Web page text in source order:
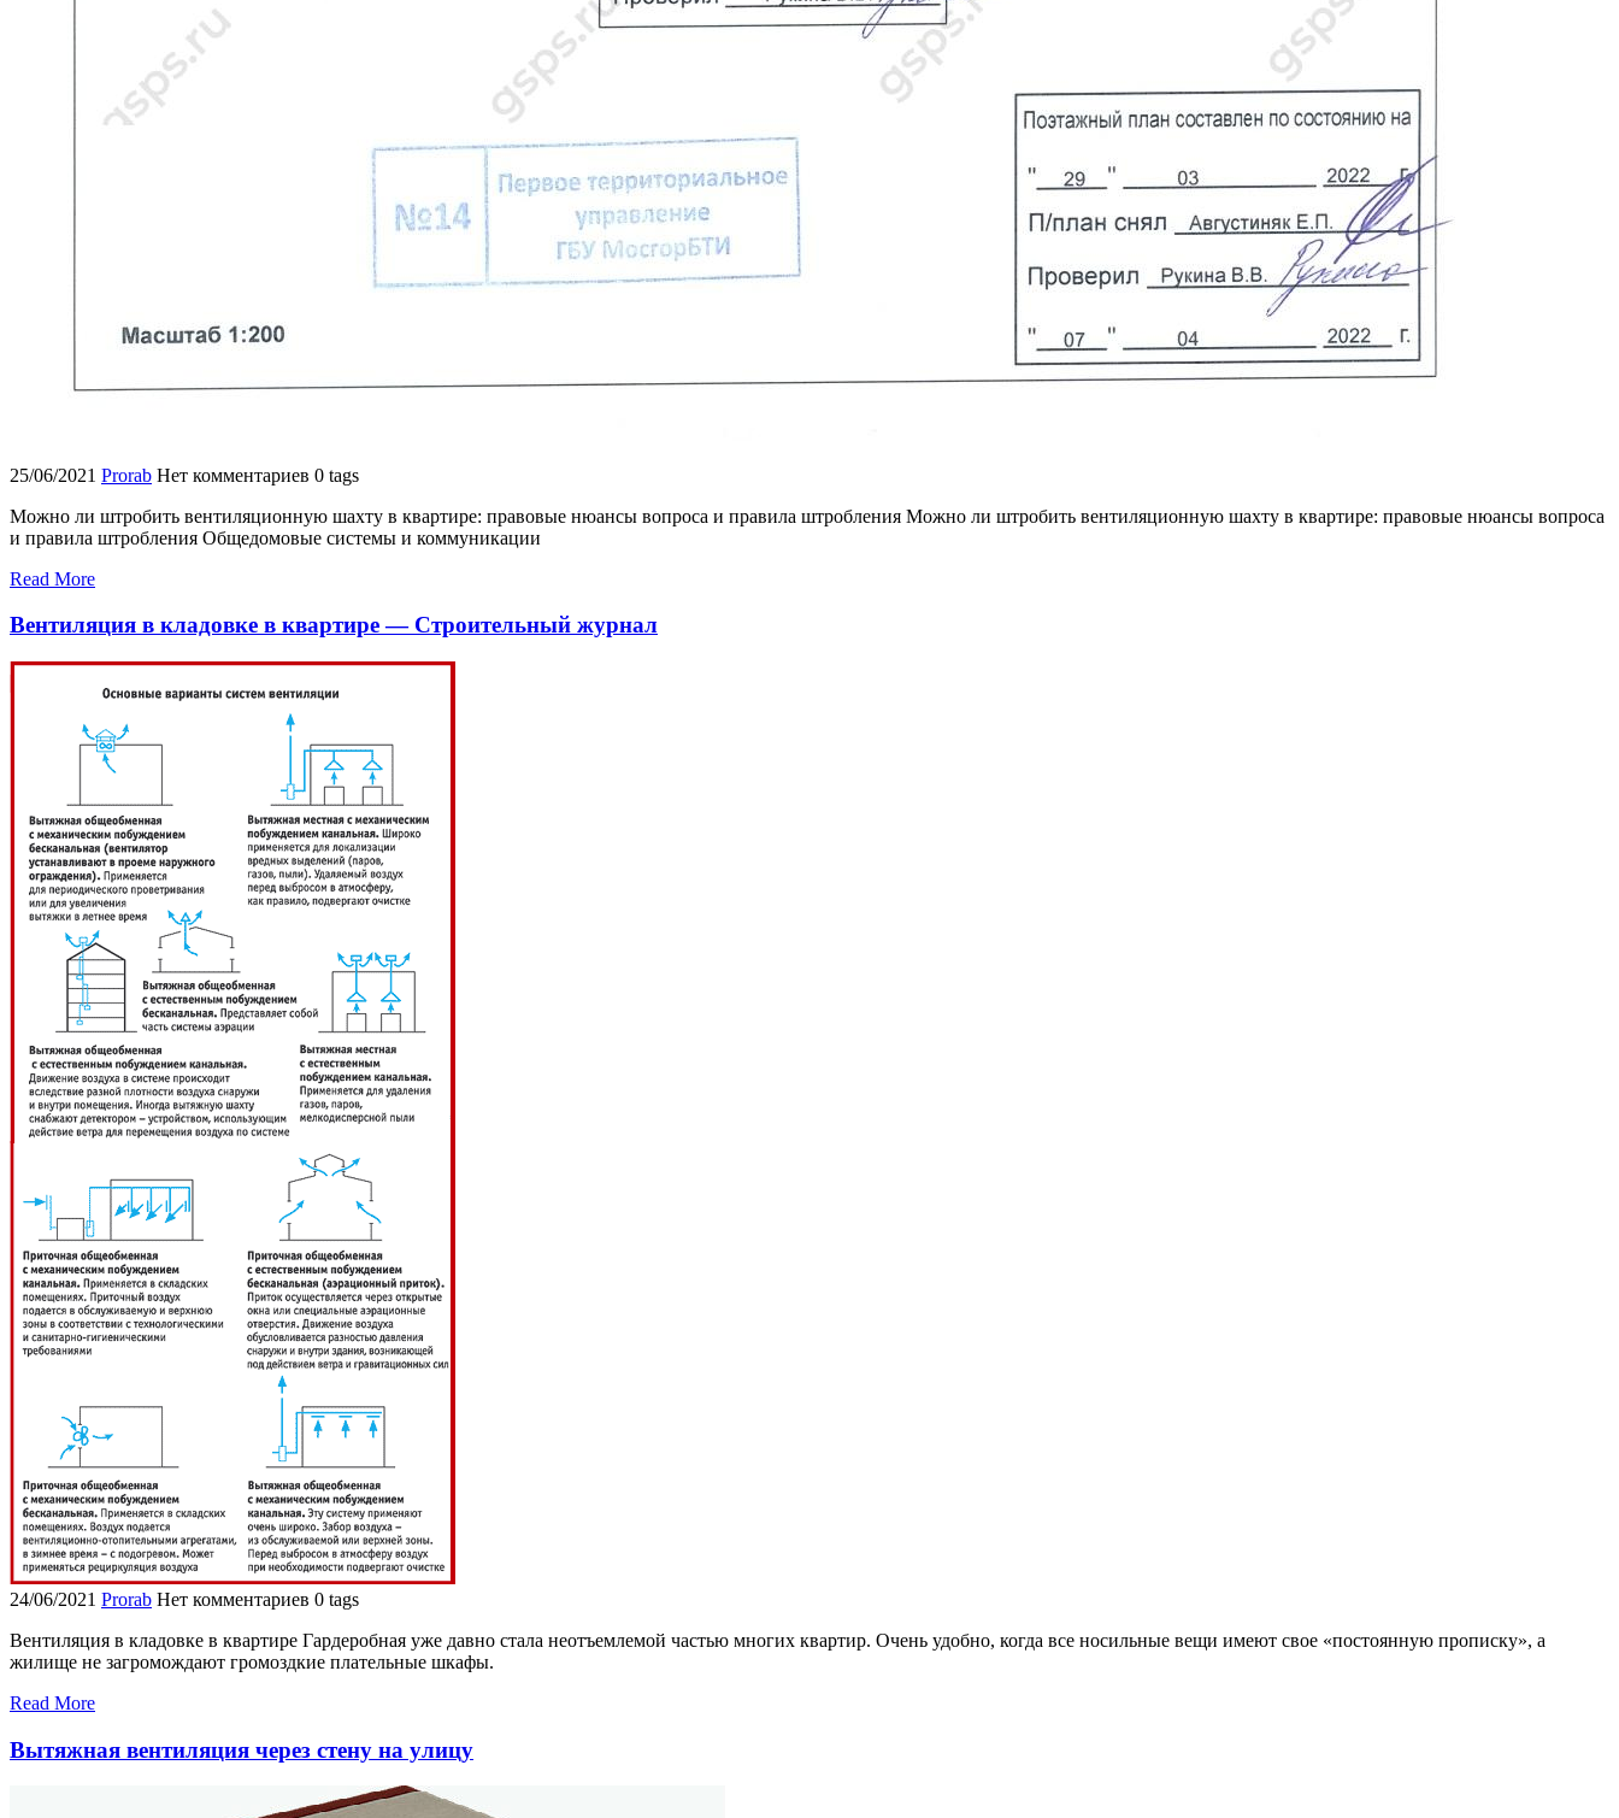
25/06/2021 Prorab Нет комментариев 0 tags
Можно ли штробить вентиляционную шахту в квартире: правовые нюансы вопроса и правила штробления Можно ли штробить вентиляционную шахту в квартире: правовые нюансы вопроса
и правила штробления Общедомовые системы и коммуникации
Read More
Вентиляция в кладовке в квартире — Строительный журнал
24/06/2021 Prorab Нет комментариев 0 tags
Вентиляция в кладовке в квартире Гардеробная уже давно стала неотъемлемой частью многих квартир. Очень удобно, когда все носильные вещи имеют свое «постоянную прописку», а
жилище не загромождают громоздкие плательные шкафы.
Read More
Вытяжная вентиляция через стену на улицу